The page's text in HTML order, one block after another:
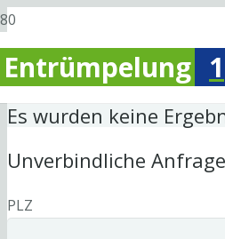
Entrümpelung 1
Es wurden keine
Unverbindliche Anfrage
PLZ